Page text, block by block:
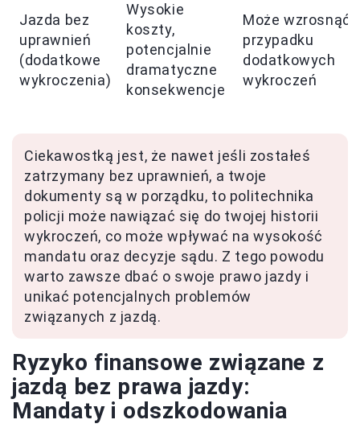
Jazda bez
uprawnień
(dodatkowe
wykroczenia)
Wysokie
koszty,
potencjalnie
dramatyczne
konsekwencje
Może wzrosnąć
przypadku
dodatkowych
wykroczeń
Ciekawostką jest, że nawet jeśli zostałeś
zatrzymany bez uprawnień, a twoje
dokumenty są w porządku, to politechnika
policji może nawiązać się do twojej historii
wykroczeń, co może wpływać na wysokość
mandatu oraz decyzje sądu. Z tego powodu
warto zawsze dbać o swoje prawo jazdy i
unikać potencjalnych problemów
związanych z jazdą.
Ryzyko finansowe związane z
jazdą bez prawa jazdy:
Mandaty i odszkodowania